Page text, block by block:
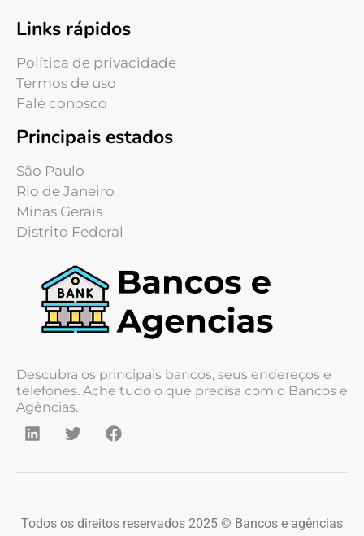
Links rápidos
Política de privacidade
Termos de uso
Fale conosco
Principais estados
São Paulo
Rio de Janeiro
Minas Gerais
Distrito Federal
Descubra os principais bancos, seus endereços e
telefones. Ache tudo o que precisa com o Bancos e
Agências.
Todos os direitos reservados 2025 © Bancos e agências